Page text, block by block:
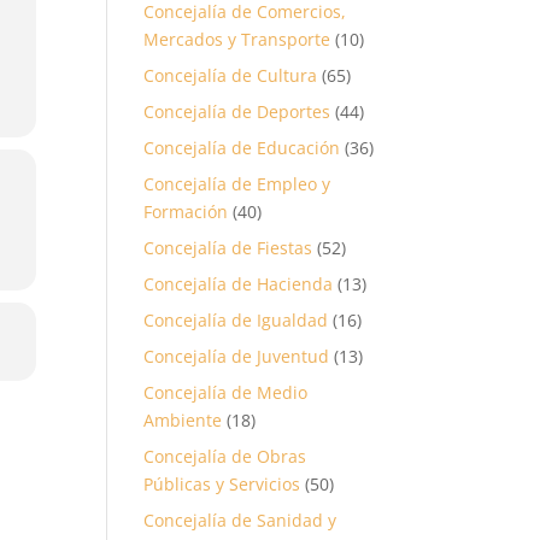
Concejalía de Comercios,
Mercados y Transporte (10)
Concejalía de Cultura (65)
Concejalía de Deportes (44)
Concejalía de Educación (36)
Concejalía de Empleo y
Formación (40)
Concejalía de Fiestas (52)
Concejalía de Hacienda (13)
Concejalía de Igualdad (16)
Concejalía de Juventud (13)
Concejalía de Medio
Ambiente (18)
Concejalía de Obras
Públicas y Servicios (50)
Concejalía de Sanidad y